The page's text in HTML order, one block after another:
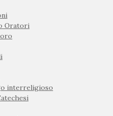
Oratori
interreligioso